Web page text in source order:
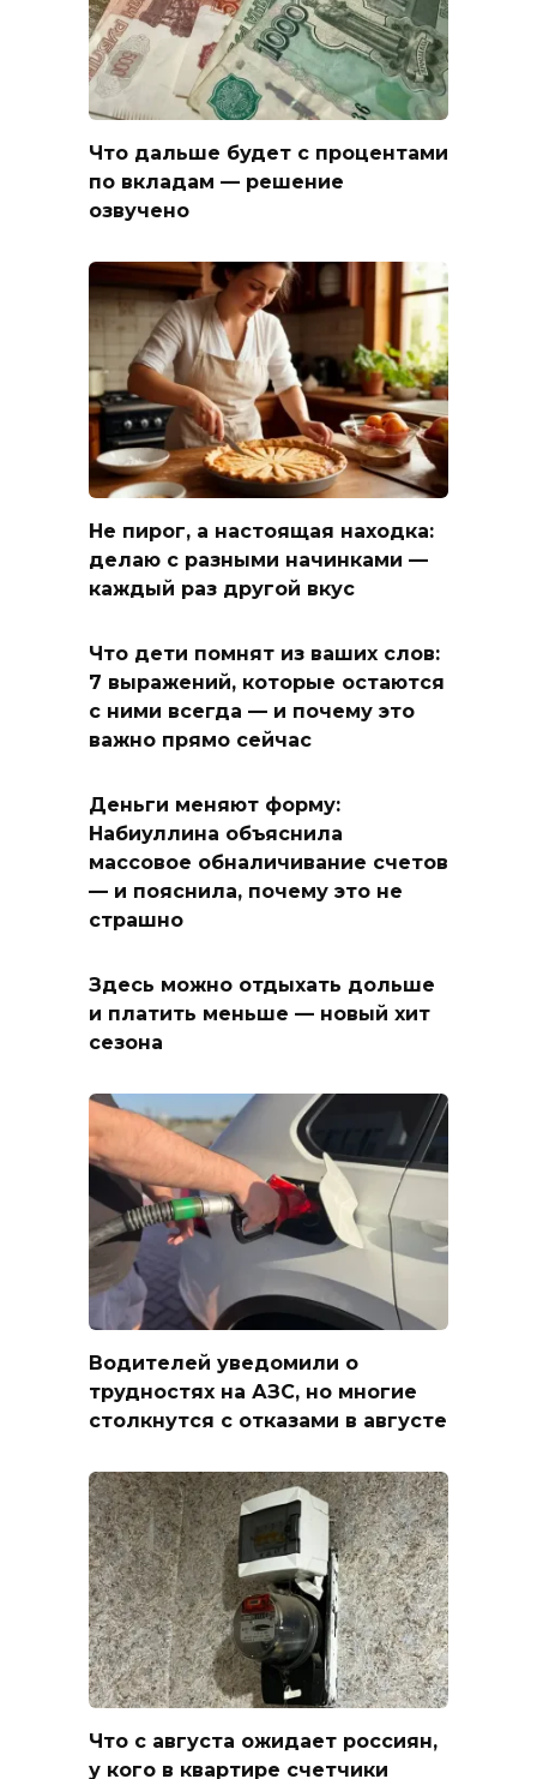
Что дальше будет с процентами
по вкладам — решение
озвучено
Не пирог, а настоящая находка:
делаю с разными начинками —
каждый раз другой вкус
Что дети помнят из ваших слов:
7 выражений, которые остаются
с ними всегда — и почему это
важно прямо сейчас
Деньги меняют форму:
Набиуллина объяснила
массовое обналичивание счетов
— и пояснила, почему это не
страшно
Здесь можно отдыхать дольше
и платить меньше — новый хит
сезона
Водителей уведомили о
трудностях на АЗС, но многие
столкнутся с отказами в августе
Что с августа ожидает россиян,
у кого в квартире счетчики